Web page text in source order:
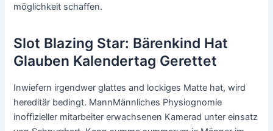
möglichkeit schaffen.
Slot Blazing Star: Bärenkind Hat
Glauben Kalendertag Gerettet
Inwiefern irgendwer glattes and lockiges Matte hat, wird
hereditär bedingt. MannMännliches Physiognomie
inoffizieller mitarbeiter erwachsenen Kamerad unter einsatz